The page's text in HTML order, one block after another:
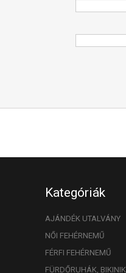
Kategóriák
AJÁNDÉK UTALVÁNY
NŐI FEHÉRNEMŰ
FÉRFI FEHÉRNEMŰ
FÜRDŐRUHÁK, BIKINIK